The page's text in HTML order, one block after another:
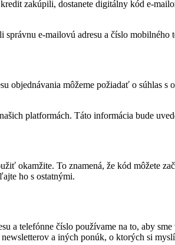
zakúpili, dostanete digitálny kód e-
e-mailovú adresu a číslo mobilného
môžeme požiadať o súhlas
platformách. Táto informácia bude
okamžite. To znamená, že kód môžete
ho s ostatnými.
a telefónne číslo používame na to, aby
a iných ponúk, o ktorých si